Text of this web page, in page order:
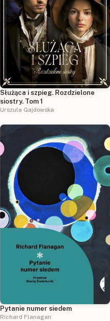
Służąca i szpieg. Rozdzielone
siostry. Tom 1
Urszula Gajdowska
Pytanie numer siedem
Richard Flanagan